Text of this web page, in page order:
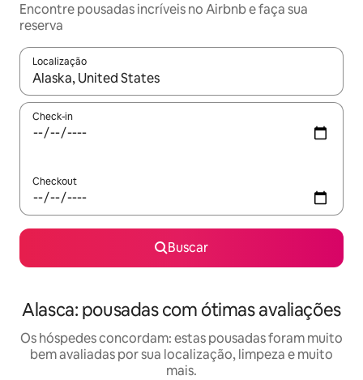
Encontre pousadas incríveis no Airbnb e faça sua
reserva
Localização
Quando os resultados estiverem disponíveis, explore-os
Check-in
Checkout
Buscar
Alasca: pousadas com ótimas avaliações
Os hóspedes concordam: estas pousadas foram muito
bem avaliadas por sua localização, limpeza e muito
mais.